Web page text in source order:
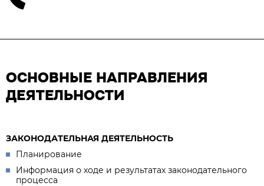
ОСНОВНЫЕ НАПРАВЛЕНИЯ
ДЕЯТЕЛЬНОСТИ
ЗАКОНОДАТЕЛЬНАЯ ДЕЯТЕЛЬНОСТЬ
Планирование
Информация о ходе и результатах законодательного
процесса